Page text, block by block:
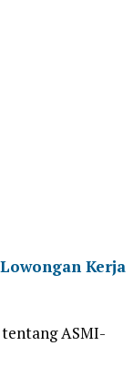
Lowongan Kerja
ASMI-